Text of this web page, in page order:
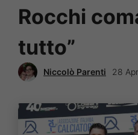
Rocchi
tutto”
Niccolò Parenti 28